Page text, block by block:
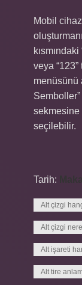
Mobil
veya
menüsünü
sekmesine
seçilebilir.
Tarih:
Alt çizgi
Alt çizgi
Alt işareti
Alt tire